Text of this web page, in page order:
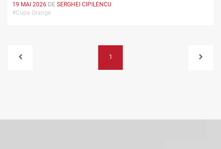
19 MAI 2026 DE SERGHEI CIPILENCU
#Cupa Orange
1